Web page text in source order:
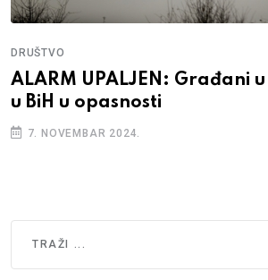
DRUŠTVO
ALARM UPALJEN: Građani
u BiH u opasnosti
7. NOVEMBAR 2024.
Type 2 or more characters for results.